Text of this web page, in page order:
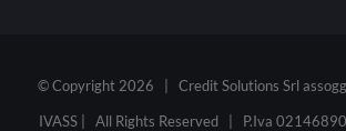
© Copyright 2026 | Credit Solutions Srl
IVASS | All Rights Reserved | P.Iva